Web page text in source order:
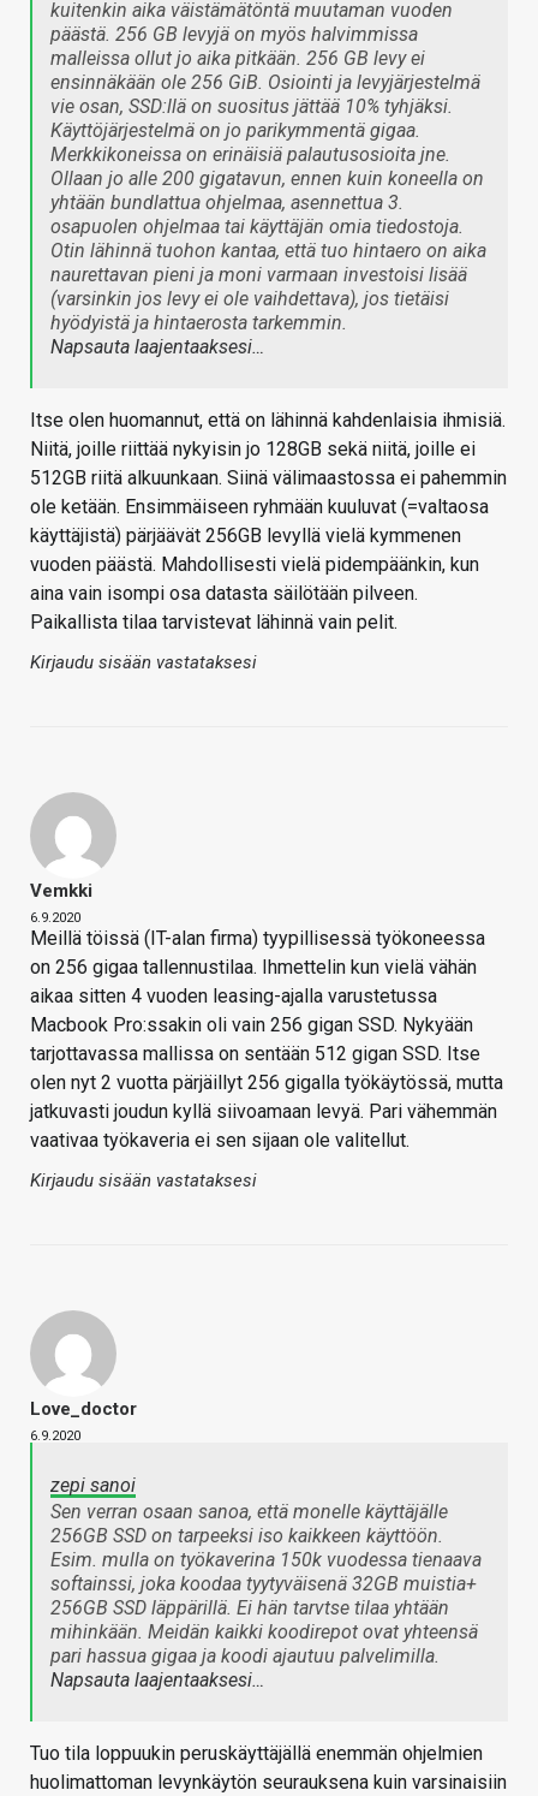
kuitenkin aika väistämätöntä muutaman vuoden
päästä. 256 GB levyjä on myös halvimmissa
malleissa ollut jo aika pitkään. 256 GB levy ei
ensinnäkään ole 256 GiB. Osiointi ja levyjärjestelmä
vie osan, SSD:llä on suositus jättää 10% tyhjäksi.
Käyttöjärjestelmä on jo parikymmentä gigaa.
Merkkikoneissa on erinäisiä palautusosioita jne.
Ollaan jo alle 200 gigatavun, ennen kuin koneella on
yhtään bundlattua ohjelmaa, asennettua 3.
osapuolen ohjelmaa tai käyttäjän omia tiedostoja.
Otin lähinnä tuohon kantaa, että tuo hintaero on aika
naurettavan pieni ja moni varmaan investoisi lisää
(varsinkin jos levy ei ole vaihdettava), jos tietäisi
hyödyistä ja hintaerosta tarkemmin.
Napsauta laajentaaksesi…
Itse olen huomannut, että on lähinnä kahdenlaisia ihmisiä.
Niitä, joille riittää nykyisin jo 128GB sekä niitä, joille ei
512GB riitä alkuunkaan. Siinä välimaastossa ei pahemmin
ole ketään. Ensimmäiseen ryhmään kuuluvat (=valtaosa
käyttäjistä) pärjäävät 256GB levyllä vielä kymmenen
vuoden päästä. Mahdollisesti vielä pidempäänkin, kun
aina vain isompi osa datasta säilötään pilveen.
Paikallista tilaa tarvistevat lähinnä vain pelit.
Kirjaudu sisään vastataksesi
Vemkki
6.9.2020
Meillä töissä (IT-alan firma) tyypillisessä työkoneessa
on 256 gigaa tallennustilaa. Ihmettelin kun vielä vähän
aikaa sitten 4 vuoden leasing-ajalla varustetussa
Macbook Pro:ssakin oli vain 256 gigan SSD. Nykyään
tarjottavassa mallissa on sentään 512 gigan SSD. Itse
olen nyt 2 vuotta pärjäillyt 256 gigalla työkäytössä, mutta
jatkuvasti joudun kyllä siivoamaan levyä. Pari vähemmän
vaativaa työkaveria ei sen sijaan ole valitellut.
Kirjaudu sisään vastataksesi
Love_doctor
6.9.2020
zepi sanoi
Sen verran osaan sanoa, että monelle käyttäjälle
256GB SSD on tarpeeksi iso kaikkeen käyttöön.
Esim. mulla on työkaverina 150k vuodessa tienaava
softainssi, joka koodaa tyytyväisenä 32GB muistia+
256GB SSD läppärillä. Ei hän tarvtse tilaa yhtään
mihinkään. Meidän kaikki koodirepot ovat yhteensä
pari hassua gigaa ja koodi ajautuu palvelimilla.
Napsauta laajentaaksesi…
Tuo tila loppuukin peruskäyttäjällä enemmän ohjelmien
huolimattoman levynkäytön seurauksena kuin varsinaisiin